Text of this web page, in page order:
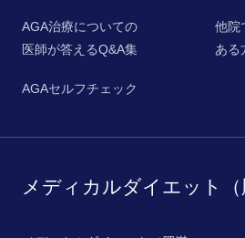
AGA治療についての
医師が答えるQ&A集
AGAセルフチェック
他院
ある
メディカルダイエット（